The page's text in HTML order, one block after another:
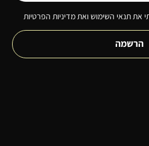
תנאי השימוש ואת מדיניות הפרטיות
הרשמה